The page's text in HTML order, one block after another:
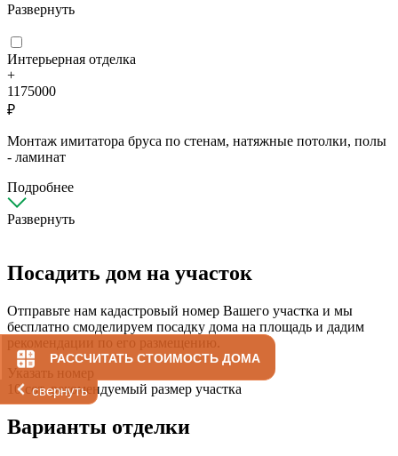
РАССЧИТАТЬ СТОИМОСТЬ ДОМА
свернуть
Развернуть
Интерьерная отделка
+
1175000
₽
Монтаж имитатора бруса по стенам, натяжные потолки, полы
- ламинат
Подробнее
Развернуть
Посадить дом на участок
Отправьте нам кадастровый номер Вашего участка и мы
бесплатно смоделируем посадку дома на площадь и дадим
рекомендации по его размещению.
Указать номер
10 сот.рекомендуемый размер участка
Варианты отделки